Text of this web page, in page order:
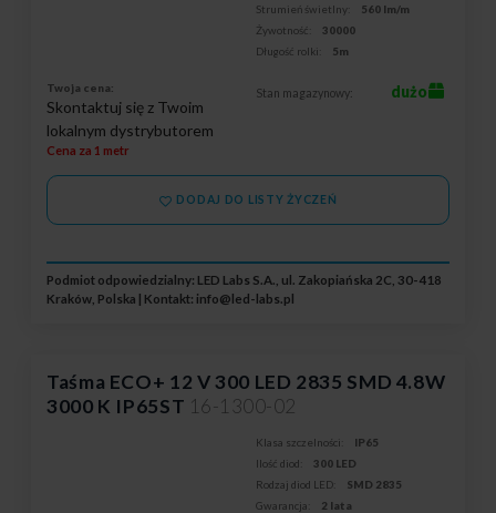
Strumień świetlny:
560 lm/m
Żywotność:
30000
Długość rolki:
5m
Twoja cena:
Skontaktuj się z Twoim
lokalnym dystrybutorem
Cena za 1 metr
Stan magazynowy: dużo
DODAJ DO LISTY ŻYCZEŃ
Podmiot odpowiedzialny: LED Labs S.A., ul. Zakopiańska 2C, 30-418
Kraków, Polska | Kontakt: info@led-labs.pl
Taśma ECO+ 12 V 300 LED 2835 SMD 4.8W
3000 K IP65ST 16-1300-02
Klasa szczelności:
IP65
Ilość diod:
300 LED
Rodzaj diod LED:
SMD 2835
Gwarancja:
2 lata